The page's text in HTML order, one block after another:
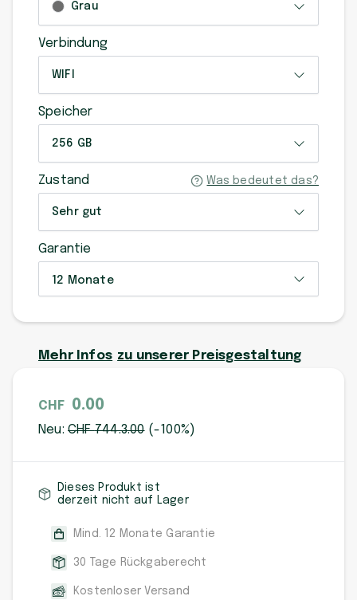
Grau
Verbindung
WIFI
Speicher
256 GB
Zustand Was bedeutet das?
Sehr gut
Garantie
12 Monate
Mehr Infos zu unserer Preisgestaltung
CHF 0.00
Neu:CHF744.3.00 (-100%)
Dieses Produkt ist
derzeit nicht auf Lager
Mind. 12 Monate Garantie
30 Tage Rückgaberecht
Kostenloser Versand